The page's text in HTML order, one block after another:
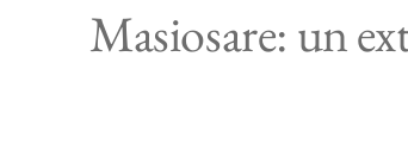
Masiosare: un